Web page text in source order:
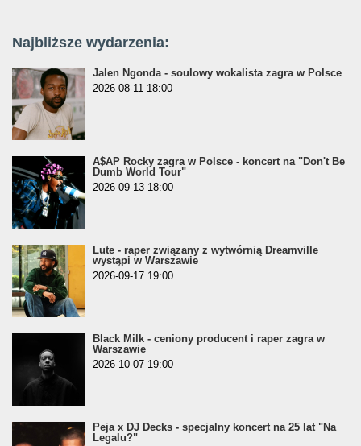
Najbliższe wydarzenia:
Jalen Ngonda - soulowy wokalista zagra w Polsce
2026-08-11 18:00
A$AP Rocky zagra w Polsce - koncert na "Don't Be
Dumb World Tour"
2026-09-13 18:00
Lute - raper związany z wytwórnią Dreamville
wystąpi w Warszawie
2026-09-17 19:00
Black Milk - ceniony producent i raper zagra w
Warszawie
2026-10-07 19:00
Peja x DJ Decks - specjalny koncert na 25 lat "Na
Legalu?"